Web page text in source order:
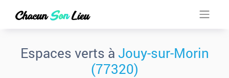
Espaces verts à Jouy-sur-Morin
(77320)